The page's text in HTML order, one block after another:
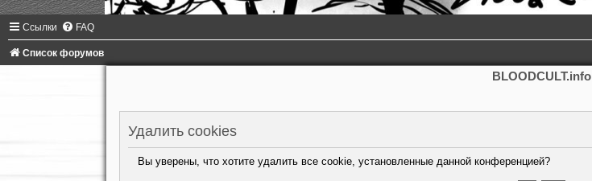
Ссылки FAQ
Список форумов
BLOODCULT.info
Удалить cookies
Вы уверены, что хотите удалить все cookie, установленные данной конференцией?